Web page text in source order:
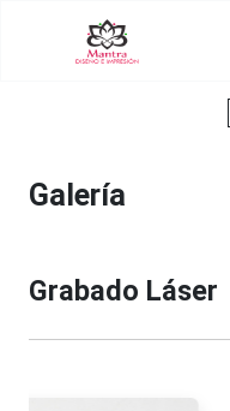
Galería
Grabado Láser